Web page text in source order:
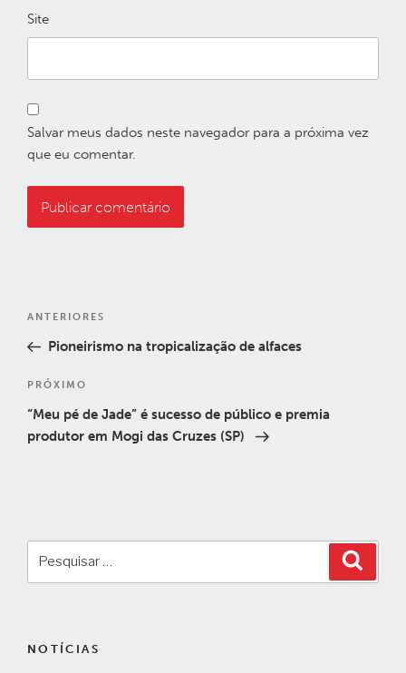
Site
Salvar meus dados neste navegador para a próxima vez
que eu comentar.
Post
Post
anterior
ANTERIORES
Pioneirismo na tropicalização de alfaces
Próximo
post
PRÓXIMO
“Meu pé de Jade” é sucesso de público e premia
produtor em Mogi das Cruzes (SP)
NOTÍCIAS